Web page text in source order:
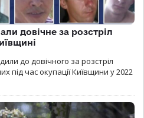
довічне за розстріл
до довічного за розстріл
під час окупації Київщини у 2022